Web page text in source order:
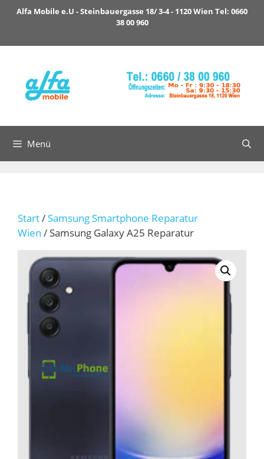
ZumAlfa Mobile e.U - Steinbauergasse 18/ 3-4 - 1120 Wien Tel: 0660
38 00 960
Menü
Start/Samsung Smartphone Reparatur
Wien / Samsung Galaxy A25 Reparatur